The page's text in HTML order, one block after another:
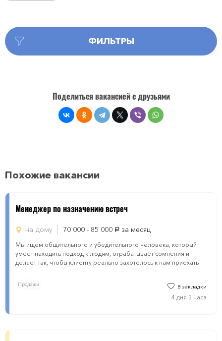
ФИЛЬТРЫ
Поделиться вакансией с друзьями
Похожие вакансии
Менеджер по назначению встреч
на дому 70 000 - 85 000 руб. за месяц
Мы ищем общительного и убедительного человека, который
умеет находить подход к людям, отрабатывает сомнения и
делает так, чтобы клиенту реально захотелось к нам приехать
Продажи В закладки
4 дня 3 часа